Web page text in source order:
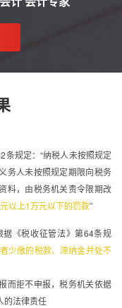
规定：“纳税人未按照规定
务人未按照规定期限向税务
料，由税务机关责令限期改
以上1万元以下的罚款”
《税收征管法》第64条规
少缴的税款、滞纳金并处不
而拒不申报，税务机关依据
的法律责任